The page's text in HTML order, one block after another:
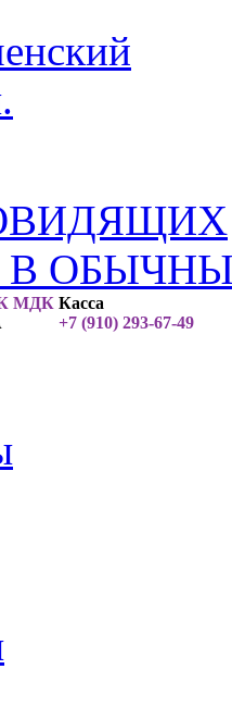
В
МДК Касса
+7 (910) 293-67-49